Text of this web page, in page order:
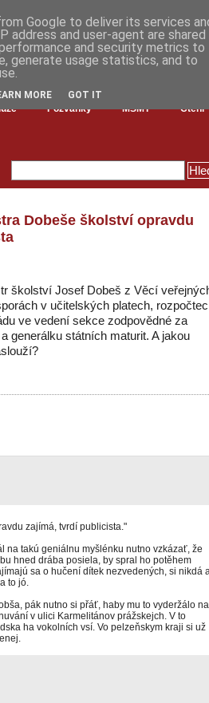
Pozvánky MŠMT Čtení
Dobeše školství opravdu
školství Josef Dobeš z Věcí
v učitelských platech,
ve vedení sekce zodpovědné za
generálku státních maturit. A jakou
zajímá, tvrdí publicista."
na takú geniálnu myšlénku nutno vzkázať, že
hned drába posiela, by spral ho potěhem
sa o hučení dítek nezvedených, si nikdá
to jó.
pák nutno si přáť, haby mu to vyderžálo na
v ulici Karmelitánov prážskejch. V to
ha vokolních vsí. Vo pelzeňskym kraji si už
Google to deliver its services
address and user-agent are shared
and security metrics to
generate usage statistics, and to
MORE GOT IT